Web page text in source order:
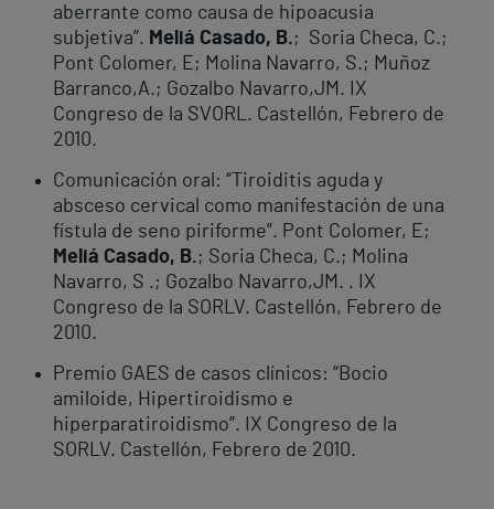
aberrante como causa de hipoacusia
subjetiva”. Meliá Casado, B.; Soria Checa, C.;
Pont Colomer, E; Molina Navarro, S.; Muñoz
Barranco,A.; Gozalbo Navarro,JM. IX
Congreso de la SVORL. Castellón, Febrero de
2010.
Comunicación oral: “Tiroiditis aguda y
absceso cervical como manifestación de una
fístula de seno piriforme”. Pont Colomer, E;
Meliá Casado, B.; Soria Checa, C.; Molina
Navarro, S .; Gozalbo Navarro,JM. . IX
Congreso de la SORLV. Castellón, Febrero de
2010.
Premio GAES de casos clínicos: “Bocio
amiloide, Hipertiroidismo e
hiperparatiroidismo”. IX Congreso de la
SORLV. Castellón, Febrero de 2010.